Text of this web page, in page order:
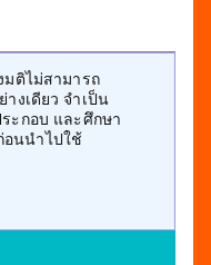
มติไม่สามารถ
งเดียว จำเป็น
ะกอบ และศึกษา
นนำไปใช้